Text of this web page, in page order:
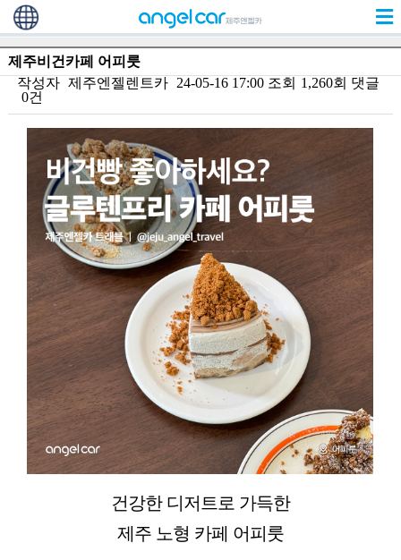
제주비건카페 어피룻
작성자 제주엔젤렌트카 24-05-16 17:00조회 1,260회 댓글
0건
건강한 디저트로 가득한
제주 노형 카페 어피룻